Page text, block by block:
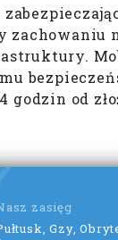
od
zasięg
Gzy,